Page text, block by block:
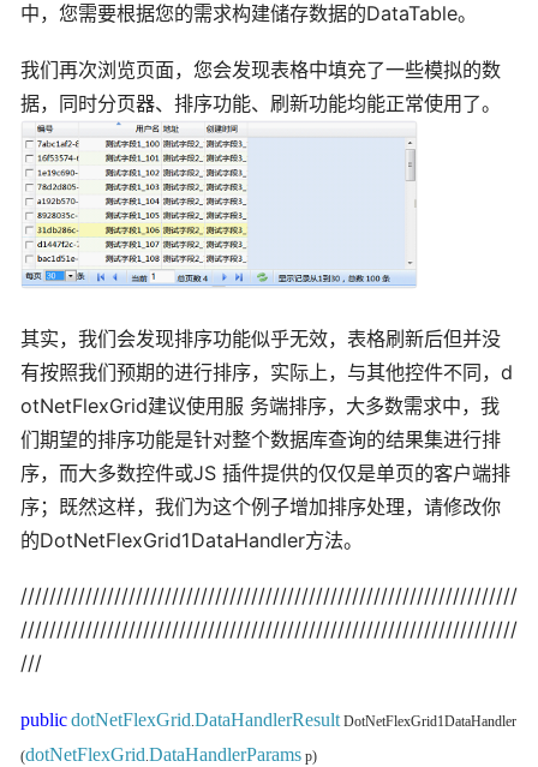
中，您需要根据您的需求构建储存数据的DataTable。
我们再次浏览页面，您会发现表格中填充了一些模拟的数
据，同时分页器、排序功能、刷新功能均能正常使用了。
其实，我们会发现排序功能似乎无效，表格刷新后但并没
有按照我们预期的进行排序，实际上，与其他控件不同，d
otNetFlexGrid建议使用服 务端排序，大多数需求中，我
们期望的排序功能是针对整个数据库查询的结果集进行排
序，而大多数控件或JS 插件提供的仅仅是单页的客户端排
序；既然这样，我们为这个例子增加排序处理，请修改你
的DotNetFlexGrid1DataHandler方法。
/////////////////////////////////////////////////////////////////////
/////////////////////////////////////////////////////////////////////
///
publicdotNetFlexGrid.DataHandlerResultDotNetFlexGrid1DataHandler
(dotNetFlexGrid.DataHandlerParams p)